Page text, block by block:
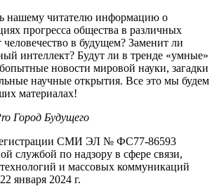
нашему читателю информацию о
прогресса общества в различных
человечество в будущем? Заменит ли
интеллект? Будут ли в тренде «умные»
новости мировой науки, загадки
научные открытия. Все это мы будем
материалах!
Город Будущего
СМИ ЭЛ № ФС77-86593
службой по надзору в сфере связи,
и массовых коммуникаций
января 2024 г.